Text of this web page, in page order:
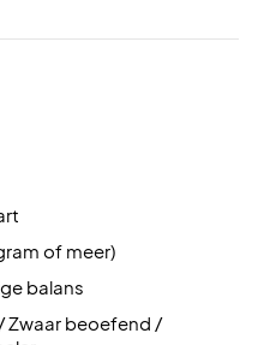
of meer)
balans
Zwaar beoefend /